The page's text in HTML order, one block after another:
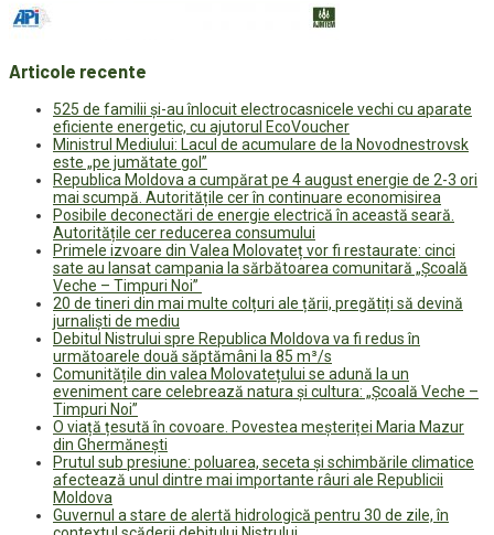
Articole recente
525 de familii și-au înlocuit electrocasnicele vechi cu aparate
eficiente energetic, cu ajutorul EcoVoucher
Ministrul Mediului: Lacul de acumulare de la Novodnestrovsk
este „pe jumătate gol”
Republica Moldova a cumpărat pe 4 august energie de 2-3 ori
mai scumpă. Autoritățile cer în continuare economisirea
Posibile deconectări de energie electrică în această seară.
Autoritățile cer reducerea consumului
Primele izvoare din Valea Molovateț vor fi restaurate: cinci
sate au lansat campania la sărbătoarea comunitară „Școală
Veche – Timpuri Noi”
20 de tineri din mai multe colțuri ale țării, pregătiți să devină
jurnaliști de mediu
Debitul Nistrului spre Republica Moldova va fi redus în
următoarele două săptămâni la 85 m³/s
Comunitățile din valea Molovatețului se adună la un
eveniment care celebrează natura și cultura: „Școală Veche –
Timpuri Noi”
O viață țesută în covoare. Povestea meșteriței Maria Mazur
din Ghermănești
Prutul sub presiune: poluarea, seceta și schimbările climatice
afectează unul dintre mai importante râuri ale Republicii
Moldova
Guvernul a stare de alertă hidrologică pentru 30 de zile, în